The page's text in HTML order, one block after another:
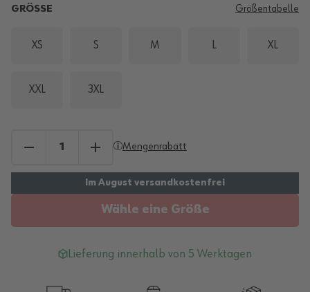
GRÖSSE Größentabelle
XS S M L XL
XXL 3XL
Mengenrabatt
Wähle eine Größe
Lieferung innerhalb von 5 Werktagen